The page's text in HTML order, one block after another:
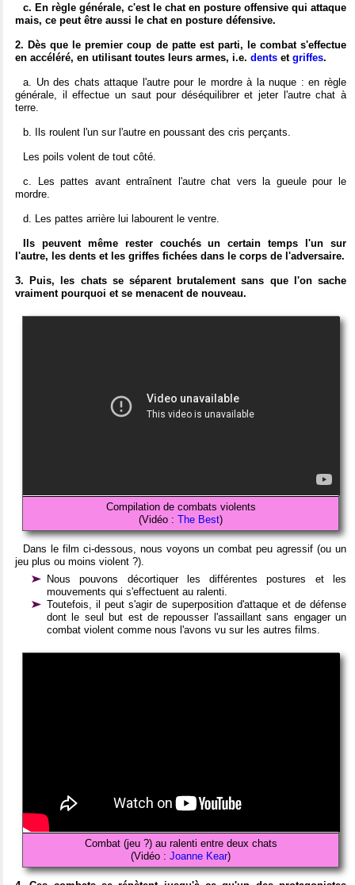
c. En règle générale, c'est le chat en posture offensive qui attaque
mais, ce peut être aussi le chat en posture défensive.
2. Dès que le premier coup de patte est parti, le combat s'effectue
en accéléré, en utilisant toutes leurs armes, i.e. dents et griffes.
a. Un des chats attaque l'autre pour le mordre à la nuque : en règle
générale, il effectue un saut pour déséquilibrer et jeter l'autre chat à
terre.
b. Ils roulent l'un sur l'autre en poussant des cris perçants.
Les poils volent de tout côté.
c. Les pattes avant entraînent l'autre chat vers la gueule pour le
mordre.
d. Les pattes arrière lui labourent le ventre.
Ils peuvent même rester couchés un certain temps l'un sur
l'autre, les dents et les griffes fichées dans le corps de l'adversaire.
3. Puis, les chats se séparent brutalement sans que l'on sache
vraiment pourquoi et se menacent de nouveau.
Compilation de combats violents
(Vidéo : The Best)
Dans le film ci-dessous, nous voyons un combat peu agressif (ou un
jeu plus ou moins violent ?).
Nous pouvons décortiquer les différentes postures et les
mouvements qui s'effectuent au ralenti.
Toutefois, il peut s'agir de superposition d'attaque et de défense
dont le seul but est de repousser l'assaillant sans engager un
combat violent comme nous l'avons vu sur les autres films.
Combat (jeu ?) au ralenti entre deux chats
(Vidéo : Joanne Kear)